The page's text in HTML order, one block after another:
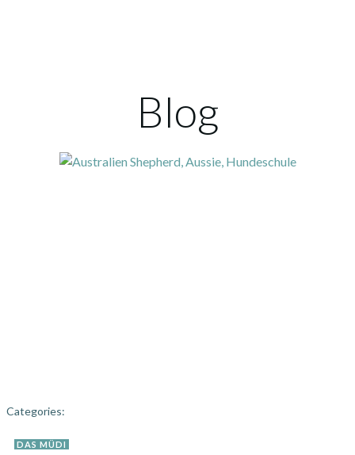
Blog
Categories:
DAS MÜDI